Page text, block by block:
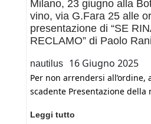
Milano, 23 giugno alla
vino, via G.Fara 25 alle
presentazione di “SE
RECLAMO” di Paolo
nautilus 16 Giugno 2025
Per non arrendersi all’ordine,
scadente Presentazione
Leggi tutto